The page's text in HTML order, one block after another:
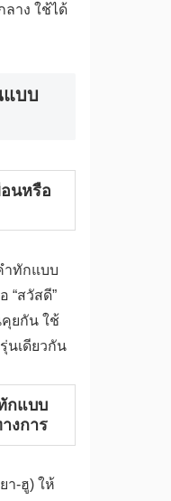
าง ใช้ได้
บบ
นหรือ
ำทักแบบ
“สวัสดี”
ยกัน ใช้
นเดียวกัน
กแบบ
งการ
า-ฮู) ให้